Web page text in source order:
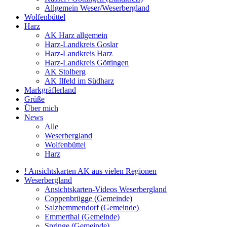
Allgemein Weser/Weserbergland
Wolfenbüttel
Harz
AK Harz allgemein
Harz-Landkreis Goslar
Harz-Landkreis Harz
Harz-Landkreis Göttingen
AK Stolberg
AK Ilfeld im Südharz
Markgräflerland
Grüße
Über mich
News
Alle
Weserbergland
Wolfenbüttel
Harz
! Ansichtskarten AK aus vielen Regionen
Weserbergland
Ansichtskarten-Videos Weserbergland
Coppenbrügge (Gemeinde)
Salzhemmendorf (Gemeinde)
Emmerthal (Gemeinde)